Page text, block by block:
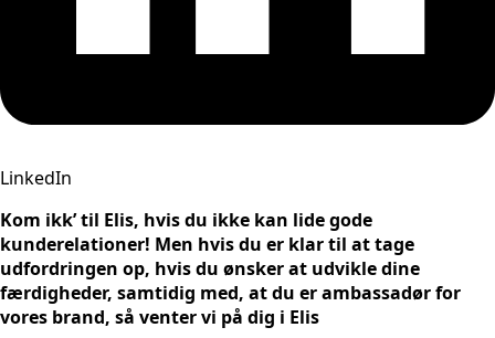
LinkedIn
Kom ikk’ til Elis, hvis du ikke kan lide gode
kunderelationer! Men hvis du er klar til at tage
udfordringen op, hvis du ønsker at udvikle dine
færdigheder, samtidig med, at du er ambassadør for
vores brand, så venter vi på dig i Elis